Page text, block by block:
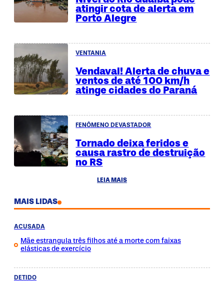
atingir cota de alerta em
Porto Alegre
VENTANIA
Vendaval! Alerta de chuva e
ventos de até 100 km/h
atinge cidades do Paraná
FENÔMENO DEVASTADOR
Tornado deixa feridos e
causa rastro de destruição
no RS
LEIA MAIS
MAIS LIDAS
ACUSADA
Mãe estrangula três filhos até a morte com faixas
elásticas de exercício
DETIDO